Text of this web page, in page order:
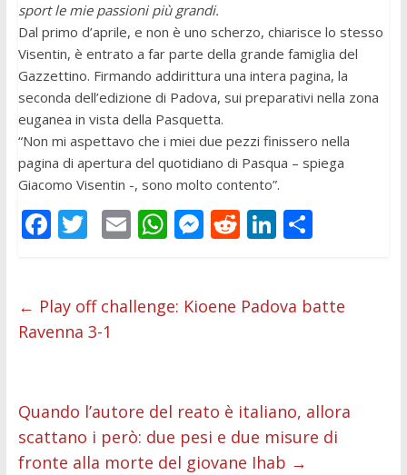
sport le mie passioni più grandi.
Dal primo d’aprile, e non è uno scherzo, chiarisce lo stesso
Visentin, è entrato a far parte della grande famiglia del
Gazzettino. Firmando addirittura una intera pagina, la
seconda dell’edizione di Padova, sui preparativi nella zona
euganea in vista della Pasquetta.
“Non mi aspettavo che i miei due pezzi finissero nella
pagina di apertura del quotidiano di Pasqua – spiega
Giacomo Visentin -, sono molto contento”.
F
b
o
k
T
er
E
l
W
s
p
M
e
er
R
di
Li
e
C
di
← Play off challenge: Kioene Padova batte
Ravenna 3-1
Quando l’autore del reato è italiano, allora
scattano i però: due pesi e due misure di
fronte alla morte del giovane Ihab →